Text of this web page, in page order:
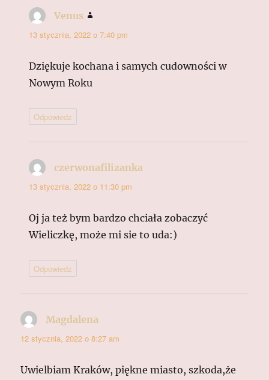
Venus
13 stycznia, 2022 o 7:40 pm
Dziękuje kochana i samych cudowności w
Nowym Roku
Odpowiedz
czerwonafilizanka
13 stycznia, 2022 o 11:30 pm
Oj ja też bym bardzo chciała zobaczyć
Wieliczkę, może mi sie to uda:)
Odpowiedz
Magdalena
12 stycznia, 2022 o 8:27 am
Uwielbiam Kraków, piękne miasto, szkoda,że